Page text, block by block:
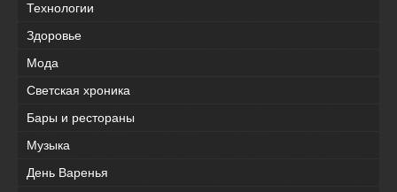
Технологии
Здоровье
Мода
Светская хроника
Бары и рестораны
Музыка
День Варенья